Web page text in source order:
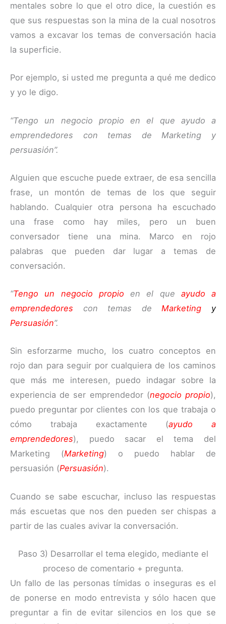
mentales sobre lo que el otro dice, la cuestión es
que sus respuestas son la mina de la cual nosotros
vamos a excavar los temas de conversación hacia
la superficie.
Por ejemplo, si usted me pregunta a qué me dedico
y yo le digo.
“Tengo un negocio propio en el que ayudo a
emprendedores con temas de Marketing y
persuasión”.
Alguien que escuche puede extraer, de esa sencilla
frase, un montón de temas de los que seguir
hablando. Cualquier otra persona ha escuchado
una frase como hay miles, pero un buen
conversador tiene una mina. Marco en rojo
palabras que pueden dar lugar a temas de
conversación.
“Tengo un negocio propio en el que ayudo a
emprendedores con temas deMarketing y
Persuasión”.
Sin esforzarme mucho, los cuatro conceptos en
rojo dan para seguir por cualquiera de los caminos
que más me interesen, puedo indagar sobre la
experiencia de ser emprendedor (negocio propio),
puedo preguntar por clientes con los que trabaja o
cómo trabaja exactamente (ayudo a
emprendedores), puedo sacar el tema del
Marketing (Marketing) o puedo hablar de
persuasión (Persuasión).
Cuando se sabe escuchar, incluso las respuestas
más escuetas que nos den pueden ser chispas a
partir de las cuales avivar la conversación.
Paso 3) Desarrollar el tema elegido, mediante el
proceso de comentario + pregunta.
Un fallo de las personas tímidas o inseguras es el
de ponerse en modo entrevista y sólo hacen que
preguntar a fin de evitar silencios en los que se